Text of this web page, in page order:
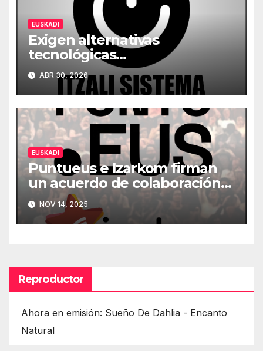
EUSKADI
Exigen alternativas
tecnológicas
descentralizadas cuando se
cumple un año del colapso
energético
ABR 30, 2026
EUSKADI
Puntueus e Izarkom firman
un acuerdo de colaboración
para impulsar la digitalización
en euskera
NOV 14, 2025
Reproductor
Ahora en emisión: Sueño De Dahlia - Encanto
Natural